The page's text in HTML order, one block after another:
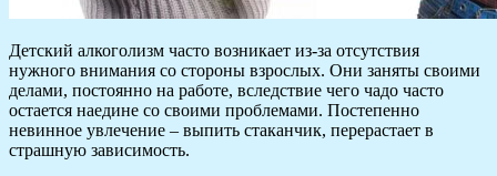
Детский алкоголизм часто возникает из-за отсутствия
нужного внимания со стороны взрослых. Они заняты своими
делами, постоянно на работе, вследствие чего чадо часто
остается наедине со своими проблемами. Постепенно
невинное увлечение – выпить стаканчик, перерастает в
страшную зависимость.